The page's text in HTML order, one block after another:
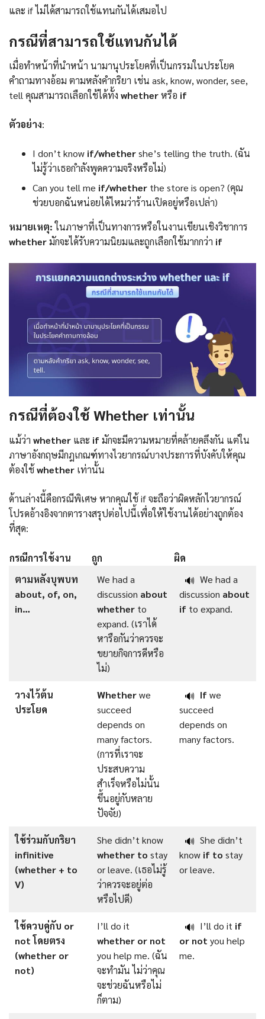
และ if ไม่ได้สามารถใช้แทนกันได้เสมอไป
กรณีที่สามารถใช้แทนกันได้
เมื่อทำหน้าที่นำหน้า นามานุประโยคที่เป็นกรรมในประโยค
คำถามทางอ้อม ตามหลังคำกริยา เช่น ask, know, wonder, see,
tell คุณสามารถเลือกใช้ได้ทั้ง whetherหรือ if
ตัวอย่าง:
I don’t know if/whethershe’s telling the truth. (ฉัน
ไม่รู้ว่าเธอกำลังพูดความจริงหรือไม่)
Can you tell me if/whether the store is open? (คุณ
ช่วยบอกฉันหน่อยได้ไหมว่าร้านเปิดอยู่หรือเปล่า)
หมายเหตุ:ในภาษาที่เป็นทางการหรือในงานเขียนเชิงวิชาการ
whetherมักจะได้รับความนิยมและถูกเลือกใช้มากกว่า if
กรณีที่ต้องใช้ Whether เท่านั้น
แม้ว่า whether และ ifมักจะมีความหมายที่คล้ายคลึงกัน แต่ใน
ภาษาอังกฤษมีกฎเกณฑ์ทางไวยากรณ์บางประการที่บังคับให้คุณ
ต้องใช้whether เท่านั้น
ด้านล่างนี้คือกรณีพิเศษ หากคุณใช้ if จะถือว่าผิดหลักไวยากรณ์
โปรดอ้างอิงจากตารางสรุปต่อไปนี้เพื่อให้ใช้งานได้อย่างถูกต้อง
ที่สุด:
กรณีการใช้งาน ถูก
ผิด
ตามหลังบุพบท
about, of, on,
in…
We had a
discussion about
whether to
expand. (เราได้
หารือกันว่าควรจะ
ขยายกิจการดีหรือ
ไม่)
🔊 We had a
discussion about
if to expand.
วางไว้ต้น
ประโยค
Whetherwe
succeed
depends on
many factors.
(การที่เราจะ
ประสบความ
สำเร็จหรือไม่นั้น
ขึ้นอยู่กับหลาย
ปัจจัย)
🔊 Ifwe
succeed
depends on
many factors.
ใช้ร่วมกับกริยา
infinitive
(whether + to
V)
She didn’t know
whether to stay
or leave. (เธอไม่รู้
ว่าควรจะอยู่ต่อ
หรือไปดี)
🔊 She didn’t
know if to stay
or leave.
ใช้ควบคู่กับ or
not โดยตรง
(whether or
not)
I’ll do it
whether or not
you help me. (ฉัน
จะทำมัน ไม่ว่าคุณ
จะช่วยฉันหรือไม่
ก็ตาม)
🔊 I’ll do it if
or not you help
me.